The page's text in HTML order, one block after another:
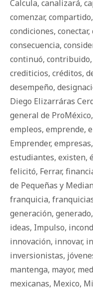
Calcula, canalizará,
comenzar, compartido,
condiciones, conectar,
consecuencia,
continuó, contribuido,
crediticios, créditos,
desempeño,
Diego Elizarráras
general de ProMéxico,
empleos, emprende,
Emprender, empresas,
estudiantes, existen,
felicitó, Ferrar,
de Pequeñas y
franquicia,
generación, generado,
ideas, Impulso,
innovación, innovar,
inversionistas,
mantenga, mayor,
mexicanas, Mexico,